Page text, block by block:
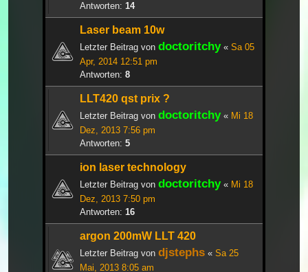
Antworten: 14
Laser beam 10w
Letzter Beitrag von doctoritchy« Sa 05
Apr, 2014 12:51 pm
Antworten: 8
LLT420 qst prix ?
Letzter Beitrag von doctoritchy« Mi 18
Dez, 2013 7:56 pm
Antworten: 5
ion laser technology
Letzter Beitrag von doctoritchy« Mi 18
Dez, 2013 7:50 pm
Antworten: 16
argon 200mW LLT 420
Letzter Beitrag von djstephs « Sa 25
Mai, 2013 8:05 am